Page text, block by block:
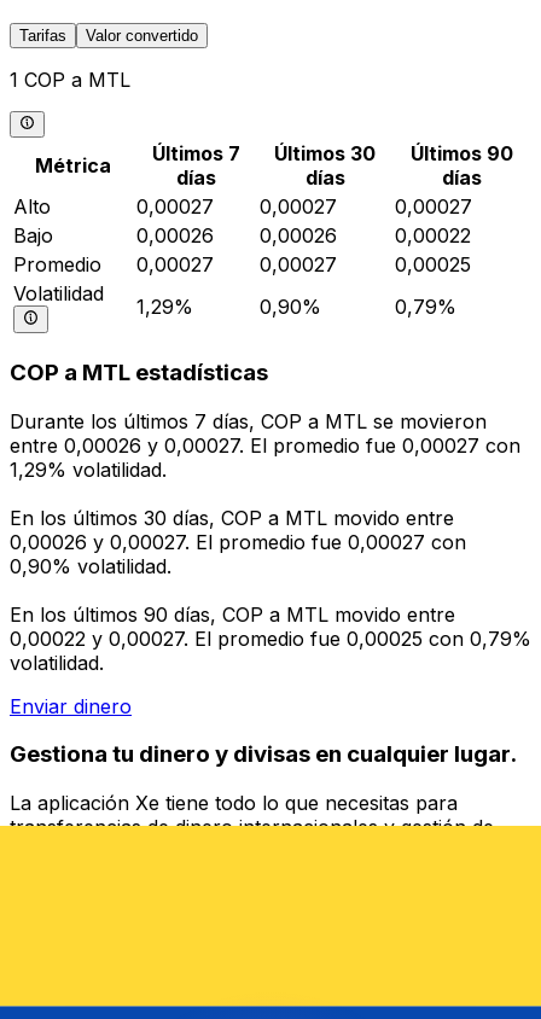
Tarifas Valor convertido
1 COP a MTL
Métrica
Últimos 7
días
Últimos 30
días
Últimos 90
días
Alto
0,00027 0,00027
0,00027
Bajo
0,00026 0,00026
0,00022
Promedio
0,00027 0,00027
0,00025
Volatilidad
1,29% 0,90% 0,79%
COP a MTL estadísticas
Durante los últimos 7 días, COP a MTL se movieron
entre 0,00026 y 0,00027. El promedio fue 0,00027 con
1,29% volatilidad.
En los últimos 30 días, COP a MTL movido entre
0,00026 y 0,00027. El promedio fue 0,00027 con
0,90% volatilidad.
En los últimos 90 días, COP a MTL movido entre
0,00022 y 0,00027. El promedio fue 0,00025 con 0,79%
volatilidad.
Enviar dinero
Gestiona tu dinero y divisas en cualquier lugar.
La aplicación Xe tiene todo lo que necesitas para
transferencias de dinero internacionales y gestión de